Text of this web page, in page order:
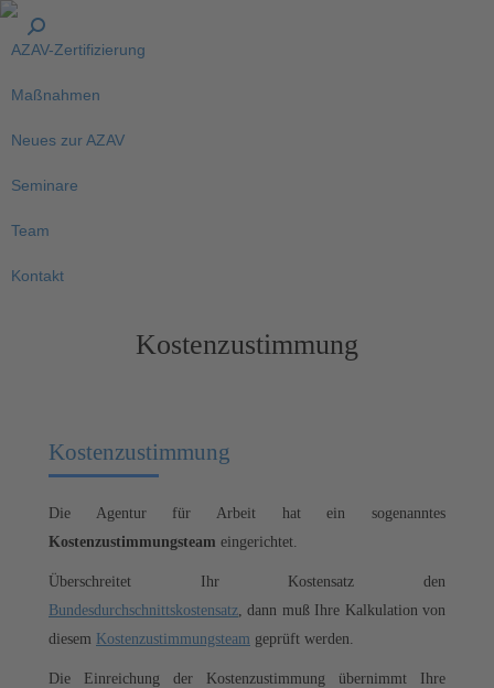
AZAV-Zertifizierung
Maßnahmen
Neues zur AZAV
Seminare
Team
Kontakt
Kostenzustimmung
Sie befinden sich hier:
Kostenzustimmung
Die Agentur für Arbeit hat ein sogenanntes
Kostenzustimmungsteam eingerichtet.
Überschreitet Ihr Kostensatz den
Bundesdurchschnittskostensatz, dann muß Ihre Kalkulation von
diesem Kostenzustimmungsteam geprüft werden.
Die Einreichung der Kostenzustimmung übernimmt Ihre